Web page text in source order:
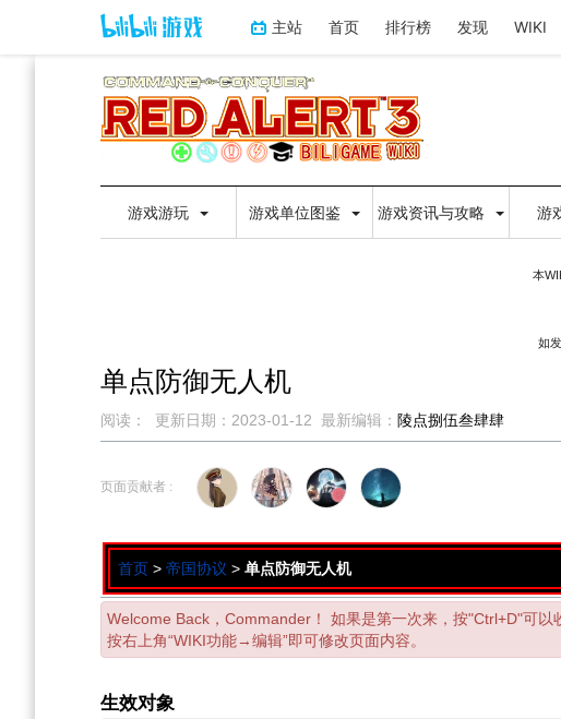
主站 首页 排行榜 发现 WIKI
游戏游玩 游戏单位图鉴 游戏资讯与攻略 游
本
如
单点防御无人机
阅读： 更新日期： 2023-01-12 最新编辑： 陵点捌伍叁肆肆
到
到
页面贡献者 :
首页 > 帝国协议 > 单点防御无人机
Welcome Back，Commander！ 如果是第一次来，按"Ctrl+D"可
按右上角“WIKI功能→编辑”即可修改页面内容。
生效对象